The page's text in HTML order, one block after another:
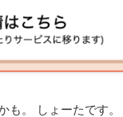
も。 しょーたです